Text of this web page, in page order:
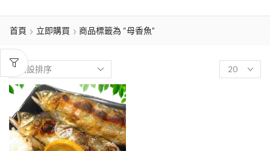
首頁 立即購買 商品標籤為 “母香魚”